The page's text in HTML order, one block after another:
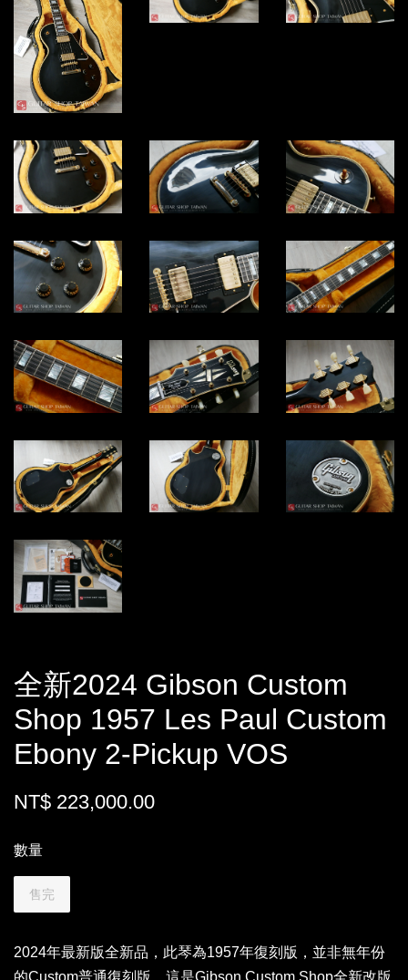
全新2024 Gibson Custom
Shop 1957 Les Paul Custom
Ebony 2-Pickup VOS
NT$ 223,000.00
數量
售完
2024年最新版全新品，此琴為1957年復刻版，並非無年份
的Custom普通復刻版。這是Gibson Custom Shop全新改版